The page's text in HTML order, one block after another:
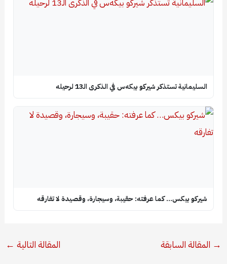
السليمانية تستذكر شيركو بيكه‌س في الذكرى الـ13 لرحيله
شيركو بيكس… كما عرفته: حقيبة، وسيجارة، وقصيدة لا تفارقه
→ المقالة السابقة المقالة التالية ←